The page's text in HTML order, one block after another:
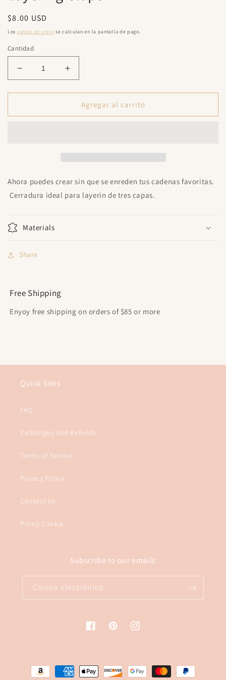
una
modal
Precio
habitual
$8.00 USD
Los gastos de envío se calculan en la pantalla de pago.
Cantidad
Reducir
cantidad
para
Claps
Aumentar
cantidad
para
Layering
Claps
Agregar al carrito
Ahora puedes crear sin que se enreden tus cadenas favoritas.
Cerradura ideal para layerin de tres capas.
Materials
Share
Free Shipping
Enyoy free shipping on orders of $85 or more
Quick links
FAQ
Exchanges and Refunds
Terms of Service
Privacy Policy
Contact Us
Policy Cookie
Subscribe to our emails
Correo electrónico
FacebookPinterestInstagram
Formas